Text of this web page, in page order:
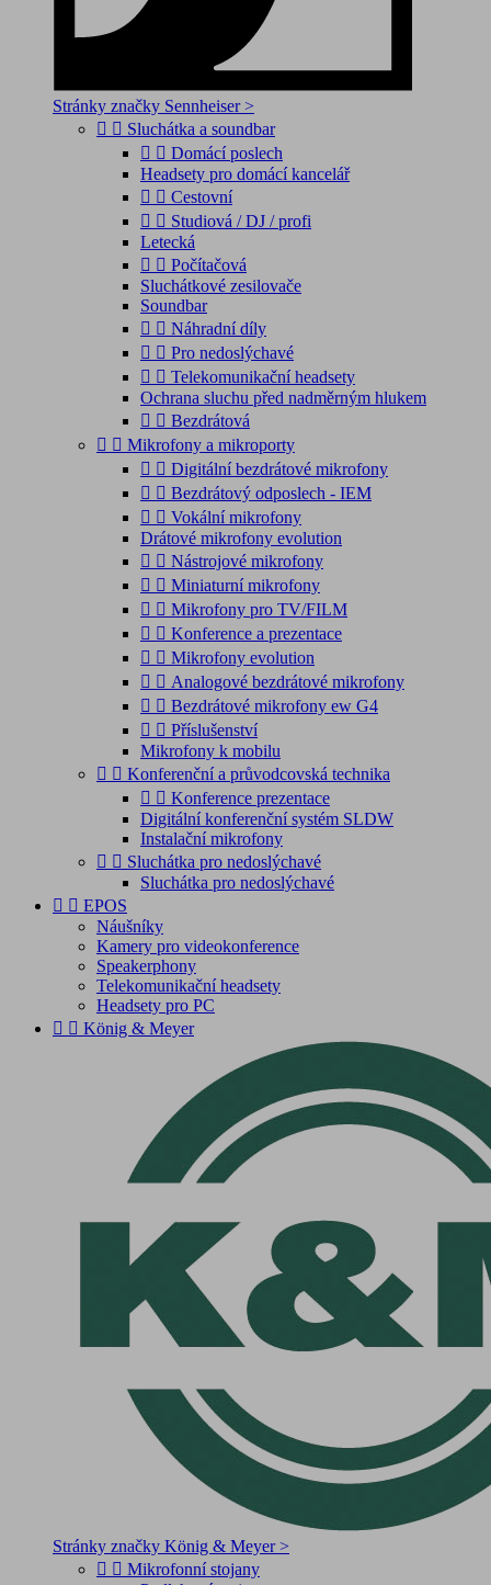
Stránky značky Sennheiser >
  Sluchátka a soundbar
  Domácí poslech
Headsety pro domácí kancelář
  Cestovní
  Studiová / DJ / profi
Letecká
  Počítačová
Sluchátkové zesilovače
Soundbar
  Náhradní díly
  Pro nedoslýchavé
  Telekomunikační headsety
Ochrana sluchu před nadměrným hlukem
  Bezdrátová
  Mikrofony a mikroporty
  Digitální bezdrátové mikrofony
  Bezdrátový odposlech - IEM
  Vokální mikrofony
Drátové mikrofony evolution
  Nástrojové mikrofony
  Miniaturní mikrofony
  Mikrofony pro TV/FILM
  Konference a prezentace
  Mikrofony evolution
  Analogové bezdrátové mikrofony
  Bezdrátové mikrofony ew G4
  Příslušenství
Mikrofony k mobilu
  Konferenční a průvodcovská technika
  Konference prezentace
Digitální konferenční systém SLDW
Instalační mikrofony
  Sluchátka pro nedoslýchavé
Sluchátka pro nedoslýchavé
  EPOS
Náušníky
Kamery pro videokonference
Speakerphony
Telekomunikační headsety
Headsety pro PC
  König & Meyer
Stránky značky König & Meyer >
  Mikrofonní stojany